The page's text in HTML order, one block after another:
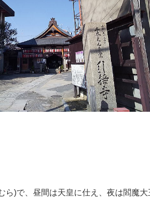
ら)で、昼間は天皇に仕え、夜は閻魔